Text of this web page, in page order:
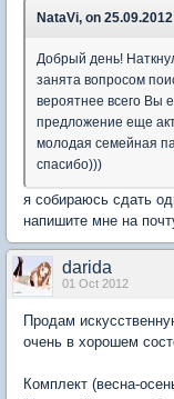
NataVi, on
Добрый день!
занята вопросом
вероятнее всего Вы
предложение еще
молодая семейная
спасибо)))
я собираюсь сдать
напишите мне на
darida
01 Oct 2012
Продам
очень в хорошем
Комплект (весна-